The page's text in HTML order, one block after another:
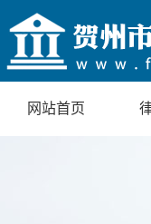
网站首页